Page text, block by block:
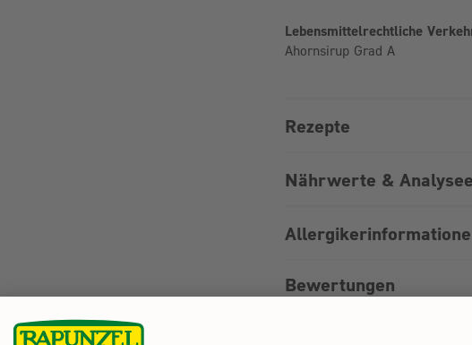
Lebensmittelrechtliche
Ahornsirup Grad A
Rezepte
Nährwerte &
Bewertungen